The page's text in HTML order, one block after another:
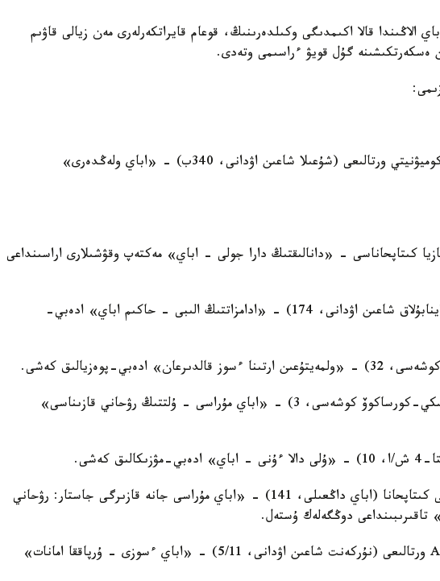
دا اباي الاڭىندا قالا اكىمدىگى وكىلدەرىنىڭ، قوعام قايراتكەرلەرى مەن زيالى قاۋىم
ەسكەرتكىشىنە گۇل قويۋ ءراسىمى وتەدى.
16:00, ناۋرىزباي اۋدانىنىڭ كوميۋنيتي ورتالىعى (شۇعىلا شاعىن اۋدانى، 340ب) - «اباي ولەڭدەرى»
گيمنازيا كىتاپحاناسى - «دانالىقتىڭ دارا جولى - اباي» مەكتەپ وقۋشىلارى اراسىنداعى
11:00, №24 كىتاپحانا (4-اينابۇلاق شاعىن اۋدانى، 174) - «ادامزاتتىڭ الىبى - حاكىم اباي» ادەبي-
11:00, №14 كىتاپحانا (ريمسكي-كورساكوۆ كوشەسى، 3) - «اباي مۇراسى - ۇلتتىڭ رۋحاني قازىناسى»
11:00, مۇحتار اۋەزوۆ اتىنداعى كىتاپحانا (اباي داڭعىلى، 141) - «اباي مۇراسى جانە قازىرگى جاستار: رۋحاني
دوڭگەلەك ۇستەل.
11:00, Alatau Creative Hub ورتالىعى (نۇركەنت شاعىن اۋدانى، 5/11) - «اباي ءسوزى - ۇرپاققا امانات»